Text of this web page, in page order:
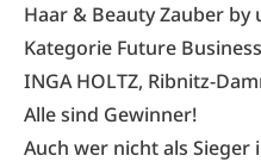
Haar & Beauty Zauber
Kategorie Future Business
INGA HOLTZ, Ribnitz-
Alle sind Gewinner!
Auch wer nicht als Sieger